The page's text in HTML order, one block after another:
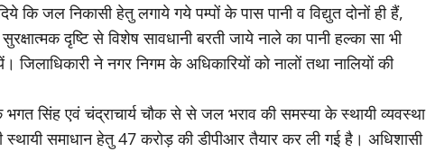
कि जल निकासी हेतु लगाये गये पम्पों के पास पानी व विद्युत दोनों ही हैं,
दृष्टि से विशेष सावधानी बरती जाये नाले का पानी हल्का सा भी
ने नगर निगम के अधिकारियों को नालों तथा नालियों की
भगत सिंह एवं चंद्राचार्य चौक से से जल भराव की समस्या के स्थायी व्यवस्था
समाधान हेतु 47 करोड़ की डीपीआर तैयार कर ली गई है। अधिशासी